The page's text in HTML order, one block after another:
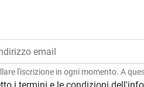
l'iscrizione in ogni momento. A